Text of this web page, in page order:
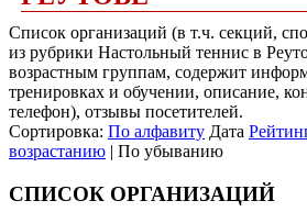
Список организаций (в т.ч. секций,
из рубрики Настольный теннис в
возрастным группам, содержит
тренировках и обучении, описание,
телефон), отзывы посетителей.
Сортировка: По алфавиту Дата
возрастанию | По убыванию
СПИСОК ОРГАНИЗАЦИЙ